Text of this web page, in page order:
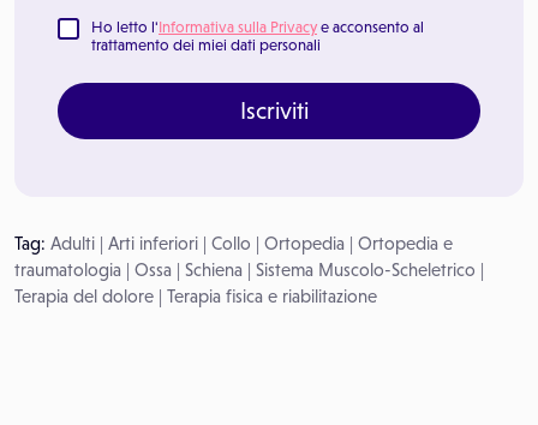
Ho letto l'Informativa sulla Privacy e acconsento al
trattamento dei miei dati personali
Iscriviti
Tag: Adulti | Arti inferiori | Collo | Ortopedia | Ortopedia e
traumatologia | Ossa | Schiena | Sistema Muscolo-Scheletrico |
Terapia del dolore | Terapia fisica e riabilitazione